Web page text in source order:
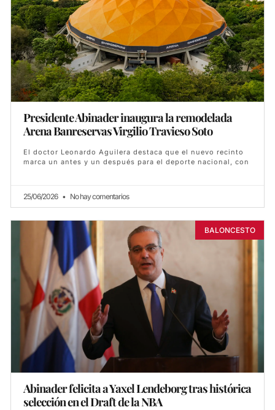
Presidente Abinader inaugura la remodelada
Arena Banreservas Virgilio Travieso Soto
El doctor Leonardo Aguilera destaca que el nuevo recinto
marca un antes y un después para el deporte nacional, con
25/06/2026 No hay comentarios
BALONCESTO
Abinader felicita a Yaxel Lendeborg tras histórica
selección en el Draft de la NBA